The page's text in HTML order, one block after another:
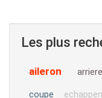
Les plus
aileron arriere
coupe